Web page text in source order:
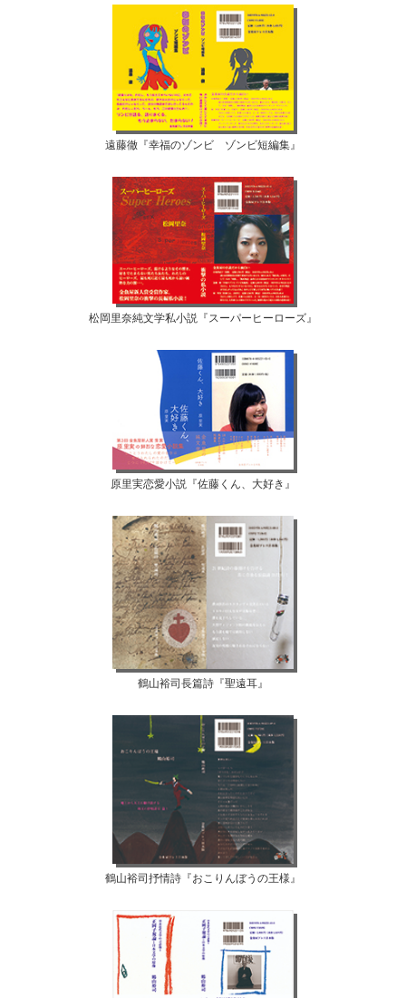
遠藤徹『幸福のゾンビ ゾンビ短編集』
松岡里奈純文学私小説『スーパーヒーローズ』
原里実恋愛小説『佐藤くん、大好き』
鶴山裕司長篇詩『聖遠耳』
鶴山裕司抒情詩『おこりんぼうの王様』